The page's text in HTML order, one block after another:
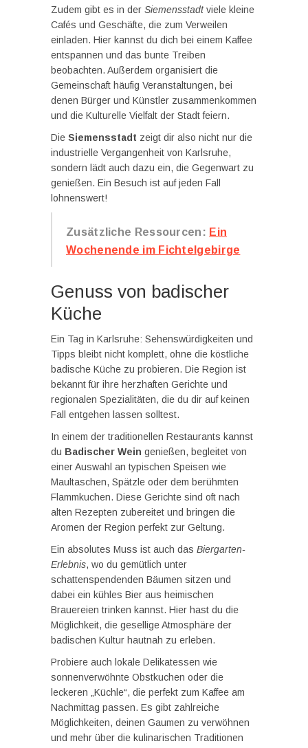
Zudem gibt es in der Siemensstadtviele kleine
Cafés und Geschäfte, die zum Verweilen
einladen. Hier kannst du dich bei einem Kaffee
entspannen und das bunte Treiben
beobachten. Außerdem organisiert die
Gemeinschaft häufig Veranstaltungen, bei
denen Bürger und Künstler zusammenkommen
und die Kulturelle Vielfalt der Stadt feiern.
Die Siemensstadt zeigt dir also nicht nur die
industrielle Vergangenheit von Karlsruhe,
sondern lädt auch dazu ein, die Gegenwart zu
genießen. Ein Besuch ist auf jeden Fall
lohnenswert!
Zusätzliche Ressourcen: Ein
Wochenende im Fichtelgebirge
Genuss von badischer
Küche
Ein Tag in Karlsruhe: Sehenswürdigkeiten und
Tipps bleibt nicht komplett, ohne die köstliche
badische Küche zu probieren. Die Region ist
bekannt für ihre herzhaften Gerichte und
regionalen Spezialitäten, die du dir auf keinen
Fall entgehen lassen solltest.
In einem der traditionellen Restaurants kannst
du Badischer Wein genießen, begleitet von
einer Auswahl an typischen Speisen wie
Maultaschen, Spätzle oder dem berühmten
Flammkuchen. Diese Gerichte sind oft nach
alten Rezepten zubereitet und bringen die
Aromen der Region perfekt zur Geltung.
Ein absolutes Muss ist auch das Biergarten-
Erlebnis, wo du gemütlich unter
schattenspendenden Bäumen sitzen und
dabei ein kühles Bier aus heimischen
Brauereien trinken kannst. Hier hast du die
Möglichkeit, die gesellige Atmosphäre der
badischen Kultur hautnah zu erleben.
Probiere auch lokale Delikatessen wie
sonnenverwöhnte Obstkuchen oder die
leckeren „Küchle“, die perfekt zum Kaffee am
Nachmittag passen. Es gibt zahlreiche
Möglichkeiten, deinen Gaumen zu verwöhnen
und mehr über die kulinarischen Traditionen